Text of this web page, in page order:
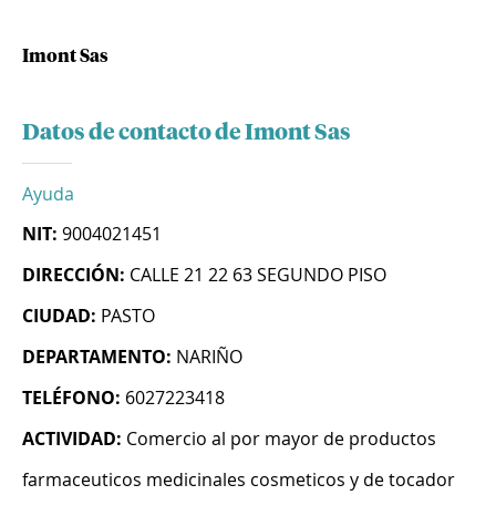
Imont Sas
Datos de contacto de Imont Sas
Ayuda
NIT: 9004021451
DIRECCIÓN: CALLE 21 22 63 SEGUNDO PISO
CIUDAD: PASTO
DEPARTAMENTO: NARIÑO
TELÉFONO: 6027223418
ACTIVIDAD: Comercio al por mayor de productos
farmaceuticos medicinales cosmeticos y de tocador